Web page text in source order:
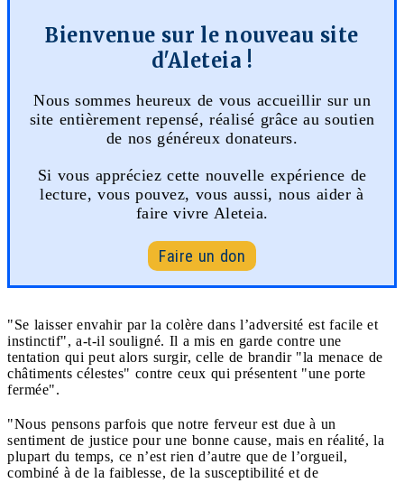
Bienvenue sur le nouveau site
d'Aleteia !
Nous sommes heureux de vous accueillir sur un
site entièrement repensé, réalisé grâce au soutien
de nos généreux donateurs.
Si vous appréciez cette nouvelle expérience de
lecture, vous pouvez, vous aussi, nous aider à
faire vivre Aleteia.
Faire un don
"Se laisser envahir par la colère dans l’adversité est facile et
instinctif", a-t-il souligné. Il a mis en garde contre une
tentation qui peut alors surgir, celle de brandir "la menace de
châtiments célestes" contre ceux qui présentent "une porte
fermée".
"Nous pensons parfois que notre ferveur est due à un
sentiment de justice pour une bonne cause, mais en réalité, la
plupart du temps, ce n’est rien d’autre que de l’orgueil,
combiné à de la faiblesse, de la susceptibilité et de